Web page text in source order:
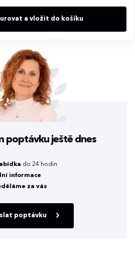
a vložit do košíku
poptávku ještě dnes
do 24 hodin
informace
za vás
poptávku